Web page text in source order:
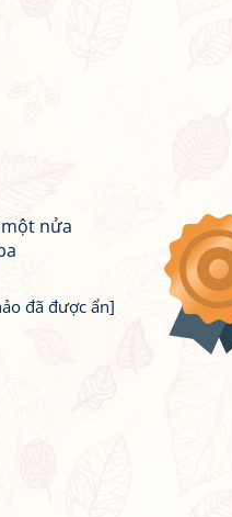
nửa
đã được ẩn]